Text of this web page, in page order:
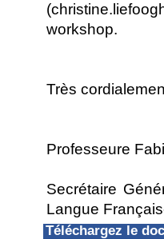
workshop.
Très
Professeure
Secrétaire
Langue
Téléchargez le